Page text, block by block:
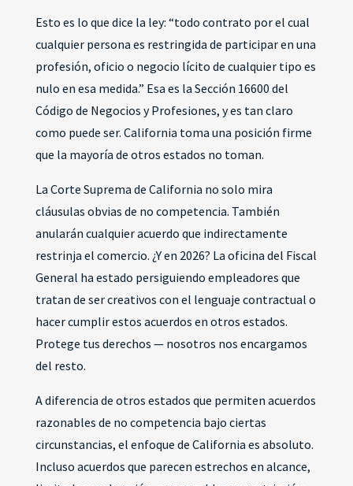
Esto es lo que dice la ley: “todo contrato por el cual
cualquier persona es restringida de participar en una
profesión, oficio o negocio lícito de cualquier tipo es
nulo en esa medida.” Esa es la Sección 16600 del
Código de Negocios y Profesiones, y es tan claro
como puede ser. California toma una posición firme
que la mayoría de otros estados no toman.
La Corte Suprema de California no solo mira
cláusulas obvias de no competencia. También
anularán cualquier acuerdo que indirectamente
restrinja el comercio. ¿Y en 2026? La oficina del Fiscal
General ha estado persiguiendo empleadores que
tratan de ser creativos con el lenguaje contractual o
hacer cumplir estos acuerdos en otros estados.
Protege tus derechos — nosotros nos encargamos
del resto.
A diferencia de otros estados que permiten acuerdos
razonables de no competencia bajo ciertas
circunstancias, el enfoque de California es absoluto.
Incluso acuerdos que parecen estrechos en alcance,